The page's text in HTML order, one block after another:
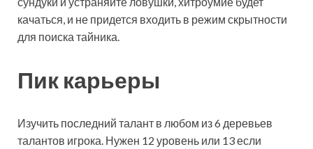
качаться, и не придется входить в режим скрытности
для поиска тайника.
Пик карьеры
Изучить последний талант в любом из 6 деревьев
талантов игрока. Нужен 12 уровень или 13 если